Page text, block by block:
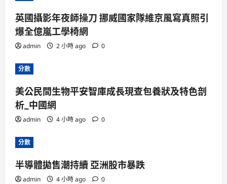
英國攝影年夜師操刀 挪威國家隊維京風寫真照引
爆全億嵐工學椅網
admin 2 小時 ago 0
分數
美公民間生物平安智庫成長現查包養狀及特色剖
析_中國網
admin 4 小時 ago 0
分數
半導體拋售潮持續 亞洲股市暴跌
admin 4 小時 ago 0